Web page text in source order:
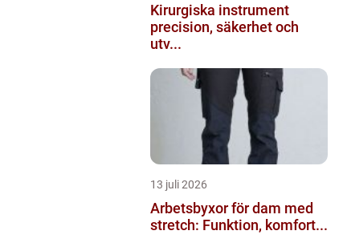
Kirurgiska instrument
precision, säkerhet och
utv...
13 juli 2026
Arbetsbyxor för dam med
stretch: Funktion, komfort...